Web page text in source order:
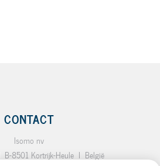
CONTACT
Isomo nv
B-8501 Kortrijk-HeuleI België